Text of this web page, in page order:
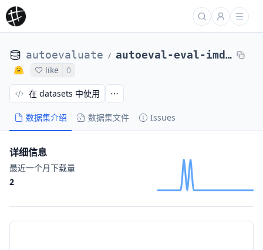
autoevaluate / autoeval-eval-imdb-plain_text-144d06-36875145029
like 0
数据集介绍 数据集文件 Issues
在 datasets 中使用
详细信息
最近一个月下载量
2